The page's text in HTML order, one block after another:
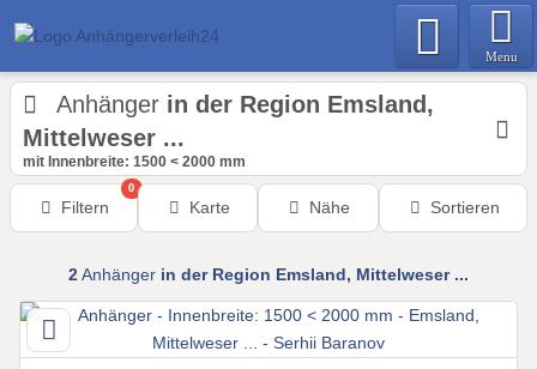
Menu
Anhänger in der Region Emsland,
Mittelweser ...
mit Innenbreite: 1500 < 2000 mm
Filtern
0
Karte Nähe Sortieren
2Anhänger in der Region Emsland, Mittelweser ...